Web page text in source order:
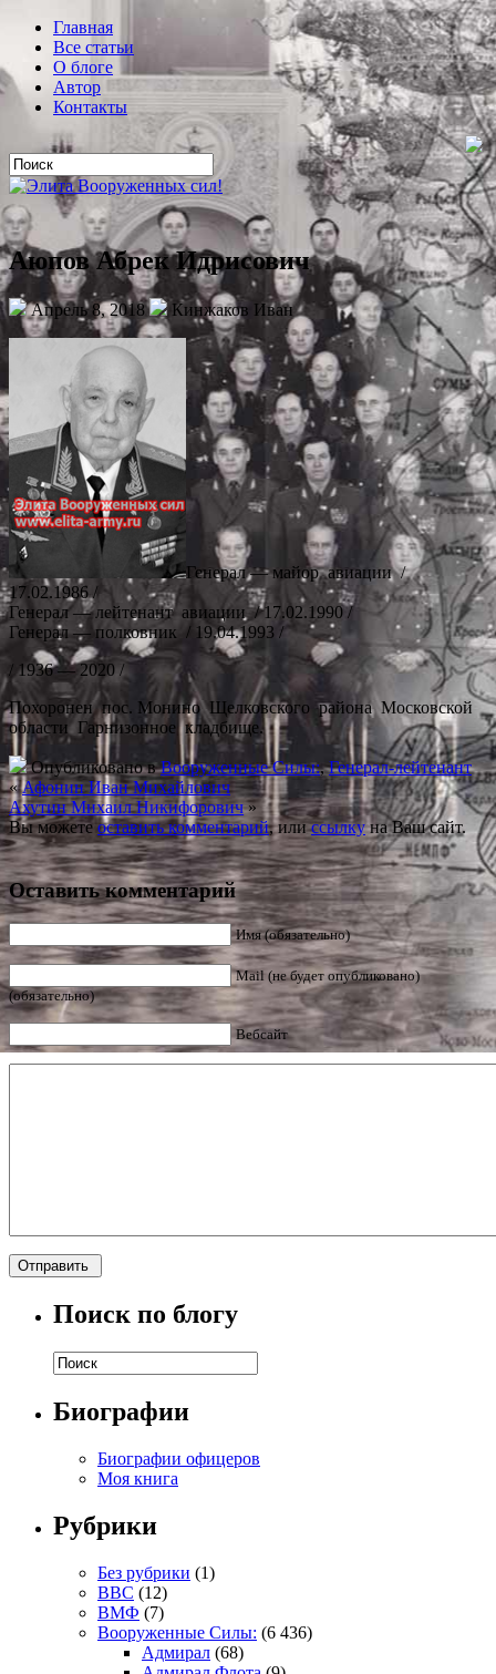
Главная
Все статьи
О блоге
Автор
Контакты
Аюпов Абрек Идрисович
Апрель 8, 2018 Кинжаков Иван
Генерал — майор авиации /
17.02.1986 /
Генерал — лейтенант авиации / 17.02.1990 /
Генерал — полковник / 19.04.1993 /
/ 1936 — 2020 /
Похоронен пос. Монино Щелковского района Московской
области Гарнизонное кладбище.
Опубликовано вВооруженные Силы:,Генерал-лейтенант
«Афонин Иван Михайлович
Ахутин Михаил Никифорович»
Вы можете оставить комментарий, илиссылкуна Ваш сайт.
Оставить комментарий
Имя (обязательно)
Mail (не будет опубликовано)
(обязательно)
Вебсайт
Поиск по блогу
Биографии
Биографии офицеров
Моя книга
Рубрики
Без рубрики (1)
ВВС (12)
ВМФ (7)
Вооруженные Силы: (6 436)
Адмирал (68)